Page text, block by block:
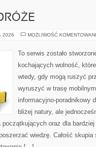
2026 MOŻLIWOŚĆ
To serwis zostało
kochających wolność,
wtedy, gdy mogą ruszyć
wyruszyć w trasę
informacyjno-poradnikowy
bliżej natury, ale
oraz dla
wiedzę. Całość skupia